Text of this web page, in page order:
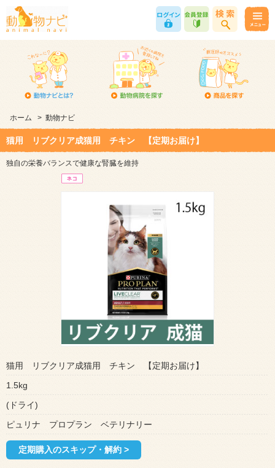
ホーム > 動物ナビ
猫用 リブクリア成猫用 チキン 【定期お届け】
独自の栄養バランスで健康な腎臓を維持
猫用 リブクリア成猫用 チキン 【定期お届け】
1.5kg
(ドライ)
ピュリナ プロプラン ベテリナリー
定期購入のスキップ・解約 >